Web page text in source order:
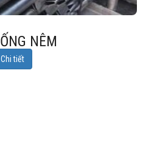
NÊM
Chi tiết